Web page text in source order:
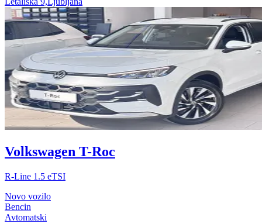
Volkswagen T-Roc
R-Line 1.5 eTSI
Novo vozilo
Bencin
Avtomatski